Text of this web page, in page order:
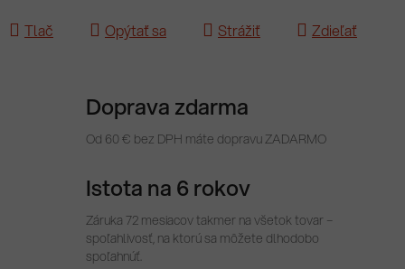
Tlač Opýtať sa Strážiť Zdieľať
Doprava zdarma
Od 60 € bez DPH máte dopravu ZADARMO
Istota na 6 rokov
Záruka 72 mesiacov takmer na všetok tovar –
spoľahlivosť, na ktorú sa môžete dlhodobo
spoľahnúť.